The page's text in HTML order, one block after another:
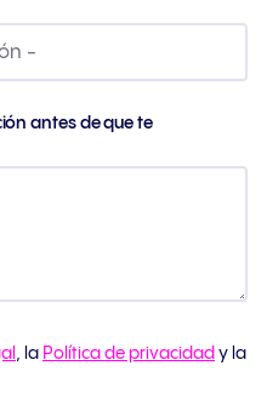
antes de que te
, la Política de privacidad y la